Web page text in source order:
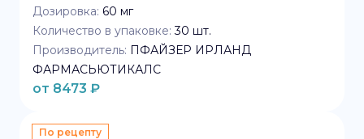
Дозировка: 60 мг
Количество в упаковке: 30 шт.
Производитель: ПФАЙЗЕР ИРЛАНД
ФАРМАСЬЮТИКАЛС
от 8473 ₽
По рецепту